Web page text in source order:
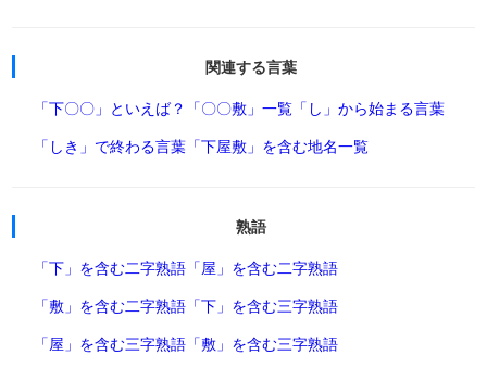
関連する言葉
「下〇〇」といえば？ 「〇〇敷」一覧 「し」から始まる言葉
「しき」で終わる言葉 「下屋敷」を含む地名一覧
熟語
「下」を含む二字熟語 「屋」を含む二字熟語
「敷」を含む二字熟語 「下」を含む三字熟語
「屋」を含む三字熟語 「敷」を含む三字熟語